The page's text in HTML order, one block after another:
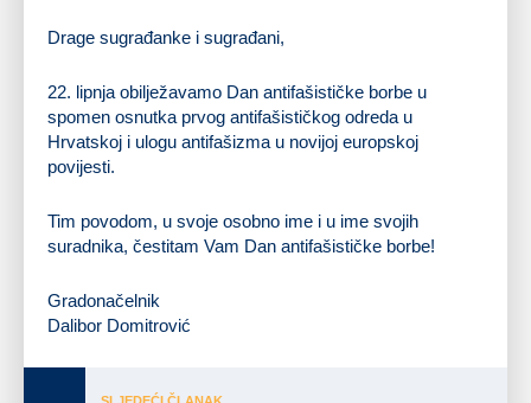
Drage sugrađanke i sugrađani,
22. lipnja obilježavamo Dan antifašističke borbe u
spomen osnutka prvog antifašističkog odreda u
Hrvatskoj i ulogu antifašizma u novijoj europskoj
povijesti.
Tim povodom, u svoje osobno ime i u ime svojih
suradnika, čestitam Vam Dan antifašističke borbe!
Gradonačelnik
Dalibor Domitrović